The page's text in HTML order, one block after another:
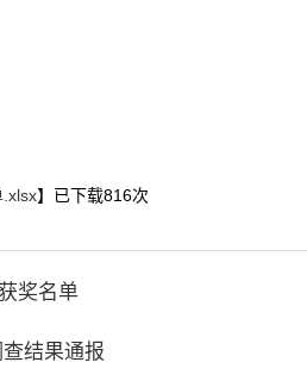
】已下载816次
奖名单
结果通报